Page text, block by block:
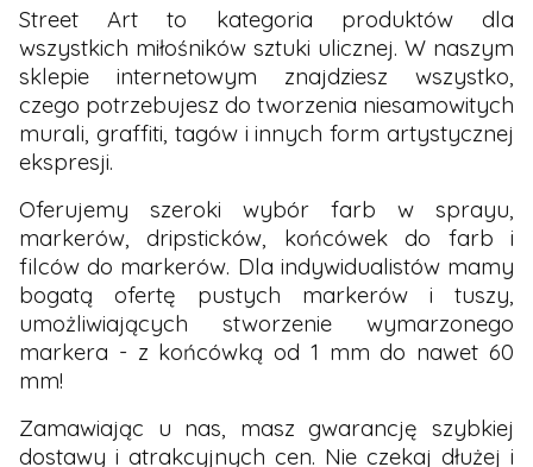
Street Art to kategoria produktów dla
wszystkich miłośników sztuki ulicznej. W naszym
sklepie internetowym znajdziesz wszystko,
czego potrzebujesz do tworzenia niesamowitych
murali, graffiti, tagów i innych form artystycznej
ekspresji.
Oferujemy szeroki wybór farb w sprayu,
markerów, dripsticków, końcówek do farb i
filców do markerów. Dla indywidualistów mamy
bogatą ofertę pustych markerów i tuszy,
umożliwiających stworzenie wymarzonego
markera - z końcówką od 1 mm do nawet 60
mm!
Zamawiając u nas, masz gwarancję szybkiej
dostawy i atrakcyjnych cen. Nie czekaj dłużej i